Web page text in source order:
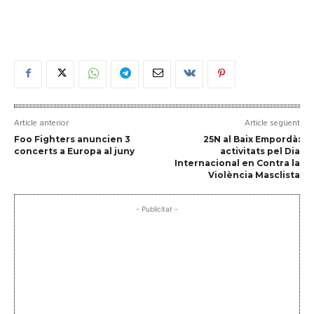
Article anterior
Foo Fighters anuncien 3
concerts a Europa al juny
Article següent
25N al Baix Empordà:
activitats pel Dia
Internacional en Contra la
Violència Masclista
- Publicitat -